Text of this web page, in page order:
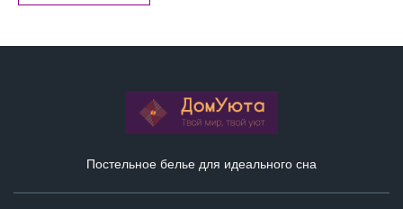
Постельное белье для идеального сна